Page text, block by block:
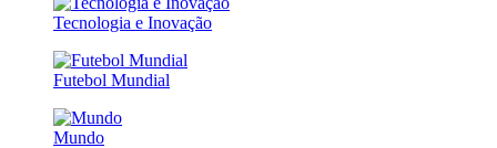
Tecnologia e Inovação
Futebol Mundial
Mundo